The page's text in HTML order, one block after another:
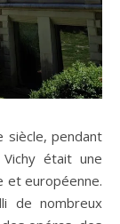
siècle, pendant
était une
et européenne.
de nombreux